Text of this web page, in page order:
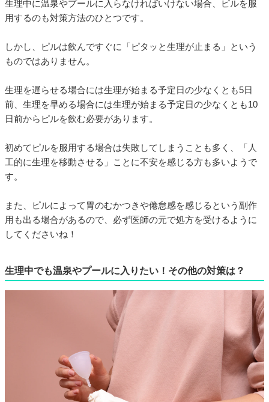
生理中に温泉やプールに入らなければいけない場合、ピルを服
用するのも対策方法のひとつです。
しかし、ピルは飲んですぐに「ピタッと生理が止まる」という
ものではありません。
生理を遅らせる場合には生理が始まる予定日の少なくとも5日
前、生理を早める場合には生理が始まる予定日の少なくとも10
日前からピルを飲む必要があります。
初めてピルを服用する場合は失敗してしまうことも多く、「人
工的に生理を移動させる」ことに不安を感じる方も多いようで
す。
また、ピルによって胃のむかつきや倦怠感を感じるという副作
用も出る場合があるので、必ず医師の元で処方を受けるように
してくださいね！
生理中でも温泉やプールに入りたい！その他の対策は？